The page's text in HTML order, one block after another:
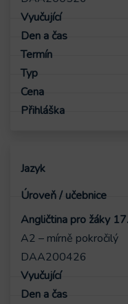
Angličtina pro žáky
A2 – mírně pokročilý
DAA200426